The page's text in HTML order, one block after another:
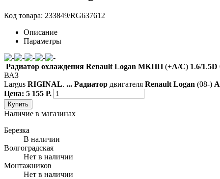
Код товара: 233849/RG637612
Описание
Параметры
Радиатор охлаждения Renault Logan МКПП (+A/C) 1.6/1.5D
ВАЗ
Largus RIGINAL. ... Радиатор двигателя Renault Logan (08-) A
Цена: 5 155 Р.
Купить
Наличие в магазинах
Березка
В наличии
Волгоградская
Нет в наличии
Монтажников
Нет в наличии